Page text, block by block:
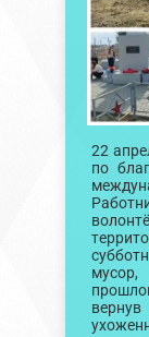
22
по